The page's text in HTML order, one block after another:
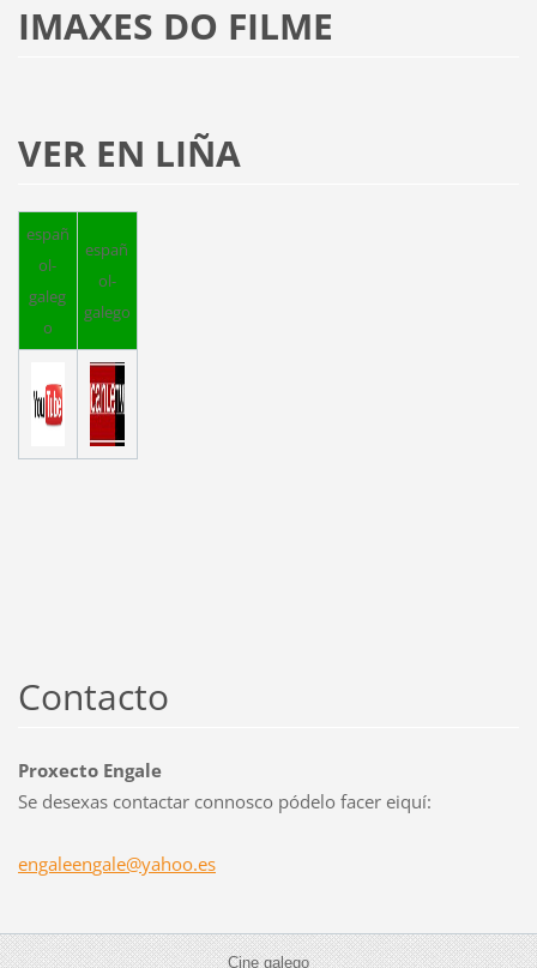
IMAXES DO FILME
VER EN LIÑA
españ
ol-
galeg
o
españ
ol-
galego
Contacto
Proxecto Engale
Se desexas contactar connosco pódelo facer eiquí:
engaleengale@yahoo.es
Cine galego